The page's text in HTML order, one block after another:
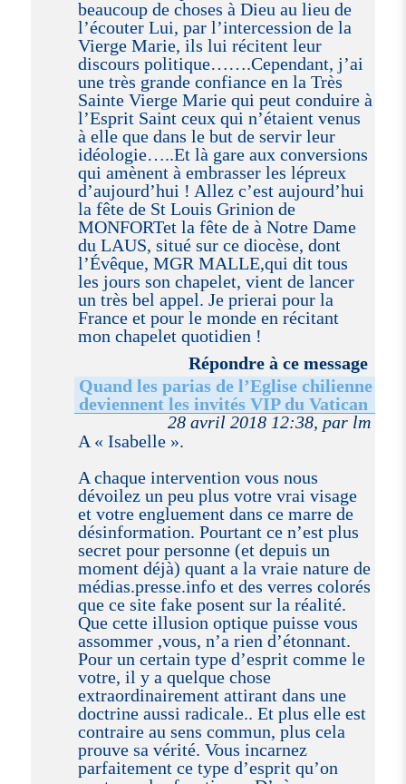
beaucoup de choses à Dieu au lieu de
l’écouter Lui, par l’intercession de la
Vierge Marie, ils lui récitent leur
discours politique…….Cependant, j’ai
une très grande confiance en la Très
Sainte Vierge Marie qui peut conduire à
l’Esprit Saint ceux qui n’étaient venus
à elle que dans le but de servir leur
idéologie…..Et là gare aux conversions
qui amènent à embrasser les lépreux
d’aujourd’hui ! Allez c’est aujourd’hui
la fête de St Louis Grinion de
MONFORTet la fête de à Notre Dame
du LAUS, situé sur ce diocèse, dont
l’Évêque, MGR MALLE,qui dit tous
les jours son chapelet, vient de lancer
un très bel appel. Je prierai pour la
France et pour le monde en récitant
mon chapelet quotidien !
Répondre à ce message
Quand les parias de l’Eglise chilienne
deviennent les invités VIP du Vatican
28 avril 2018 12:38, par lm
A « Isabelle ».
A chaque intervention vous nous
dévoilez un peu plus votre vrai visage
et votre engluement dans ce marre de
désinformation. Pourtant ce n’est plus
secret pour personne (et depuis un
moment déjà) quant a la vraie nature de
médias.presse.info et des verres colorés
que ce site fake posent sur la réalité.
Que cette illusion optique puisse vous
assommer ,vous, n’a rien d’étonnant.
Pour un certain type d’esprit comme le
votre, il y a quelque chose
extraordinairement attirant dans une
doctrine aussi radicale.. Et plus elle est
contraire au sens commun, plus cela
prouve sa vérité. Vous incarnez
parfaitement ce type d’esprit qu’on